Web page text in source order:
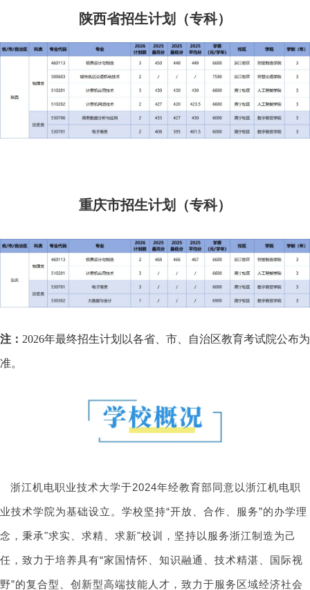
陕西省招生计划（专科）
重庆市招生计划（专科）
注： 2026年最终招生计划以各省、市、自治区教育考试院公布为
准。
浙江机电职业技术大学于2024年经教育部同意以浙江机电职
业技术学院为基础设立。学校坚持“开放、合作、服务”的办学理
念，秉承"求实、求精、求新"校训，坚持以服务浙江制造为己
任，致力于培养具有“家国情怀、知识融通、技术精湛、国际视
野”的复合型、创新型高端技能人才，致力于服务区域经济社会